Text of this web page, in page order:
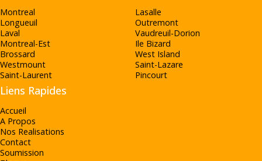
Montreal
Longueuil
Laval
Montreal-Est
Brossard
Westmount
Saint-Laurent
Lasalle
Outremont
Vaudreuil-Dorion
Ile Bizard
West Island
Saint-Lazare
Pincourt
Liens Rapides
Accueil
A Propos
Nos Realisations
Contact
Soumission